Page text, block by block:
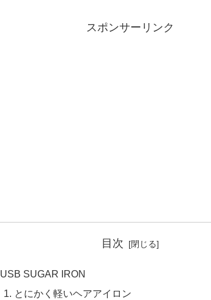
スポンサーリンク
目次
USB SUGAR IRON
とにかく軽いヘアアイロン